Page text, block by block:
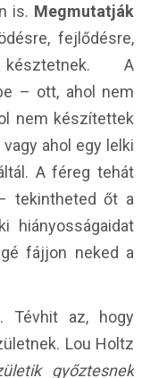
is. Megmutatják
fejlődésre,
késztetnek. A
– ott, ahol nem
nem készítettek
ahol egy lelki
A féreg tehát
tekintheted őt a
hiányosságaidat
fájjon neked a
. Tévhit az, hogy
Lou Holtz
győztesnek